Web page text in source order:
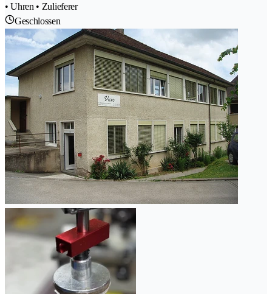
• Uhren • Zulieferer
Geschlossen